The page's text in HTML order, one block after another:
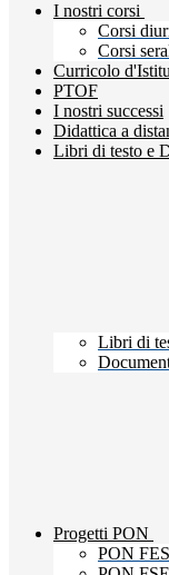
I nostri corsi
Corsi
Corsi
Curricolo
PTOF
I nostri successi
Didattica a
Libri di testo e
Libri di
Progetti PON
PON